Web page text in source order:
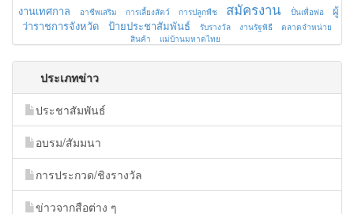
งานเทศกาล อาชีพเสริม การเลี้ยงสัตว์ การปลูกพืช สมัครงาน ปั่นเพื่อพ่อ
ผู้
ว่าราชการจังหวัด
ป้ายประชาสัมพันธ์ รับรางวัล งานรัฐพิธี
ตลาดจำหน่าย
สินค้า
แม่บ้านมหาดไทย
ประเภทข่าว
ประชาสัมพันธ์
อบรม/สัมมนา
การประกวด/ชิงรางวัล
ข่าวจากสือต่าง ๆ